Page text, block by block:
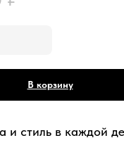
В корзину
стиль в каждой